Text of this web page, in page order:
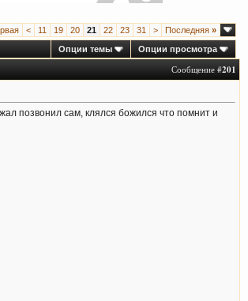
< 11 19 20 21 22 23 31 > Последняя »
Опции темы
Опции просмотра
Сообщение #201
позвонил сам, клялся божился что помнит и